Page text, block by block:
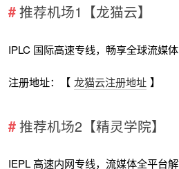
推荐机场1【龙猫云】
IPLC 国际高速专线，畅享全球流媒
注册地址：【 龙猫云注册地址 】
推荐机场2【精灵学院】
IEPL 高速内网专线，流媒体全平台